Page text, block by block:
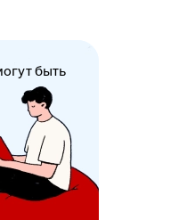
быть